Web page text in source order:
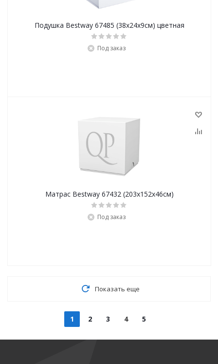
Подушка Bestway 67485 (38х24х9см) цветная
Под заказ
Матрас Bestway 67432 (203х152х46см)
Под заказ
Показать еще
1 2 3 4 5